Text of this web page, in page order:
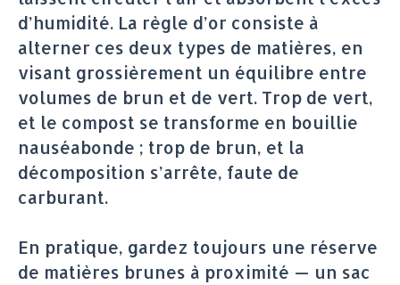
d’humidité. La règle d’or consiste à
alterner ces deux types de matières, en
visant grossièrement un équilibre entre
volumes de brun et de vert. Trop de vert,
et le compost se transforme en bouillie
nauséabonde ; trop de brun, et la
décomposition s’arrête, faute de
carburant.
En pratique, gardez toujours une réserve
de matières brunes à proximité — un sac